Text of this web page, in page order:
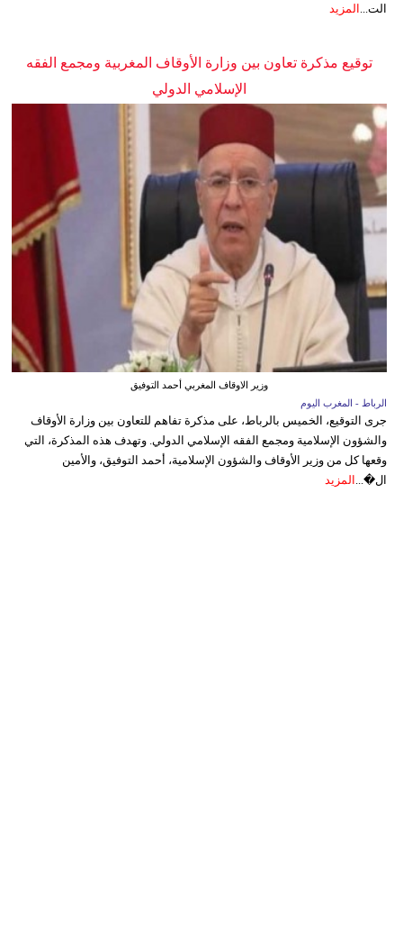
الت...
المزيد
توقيع مذكرة تعاون بين وزارة الأوقاف المغربية ومجمع الفقه
الإسلامي الدولي
وزير الاوقاف المغربي أحمد التوفيق
الرباط - المغرب اليوم
جرى التوقيع، الخميس بالرباط، على مذكرة تفاهم للتعاون بين وزارة الأوقاف
والشؤون الإسلامية ومجمع الفقه الإسلامي الدولي. وتهدف هذه المذكرة، التي
وقعها كل من وزير الأوقاف والشؤون الإسلامية، أحمد التوفيق، والأمين
ال�... المزيد